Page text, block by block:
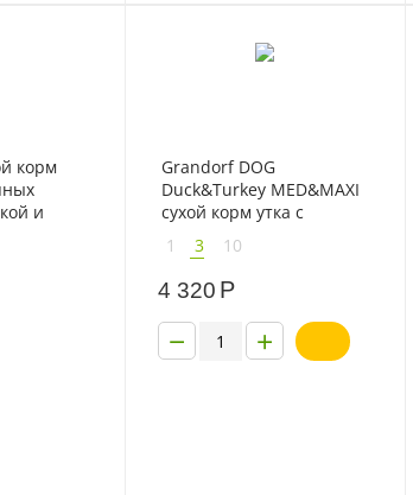
корм
и
Grandorf DOG
Duck&Turkey MED&MAXI
сухой корм утка с
индейкой для собак
средних и крупных
пород
1 3 10
4 320 Р
+
−